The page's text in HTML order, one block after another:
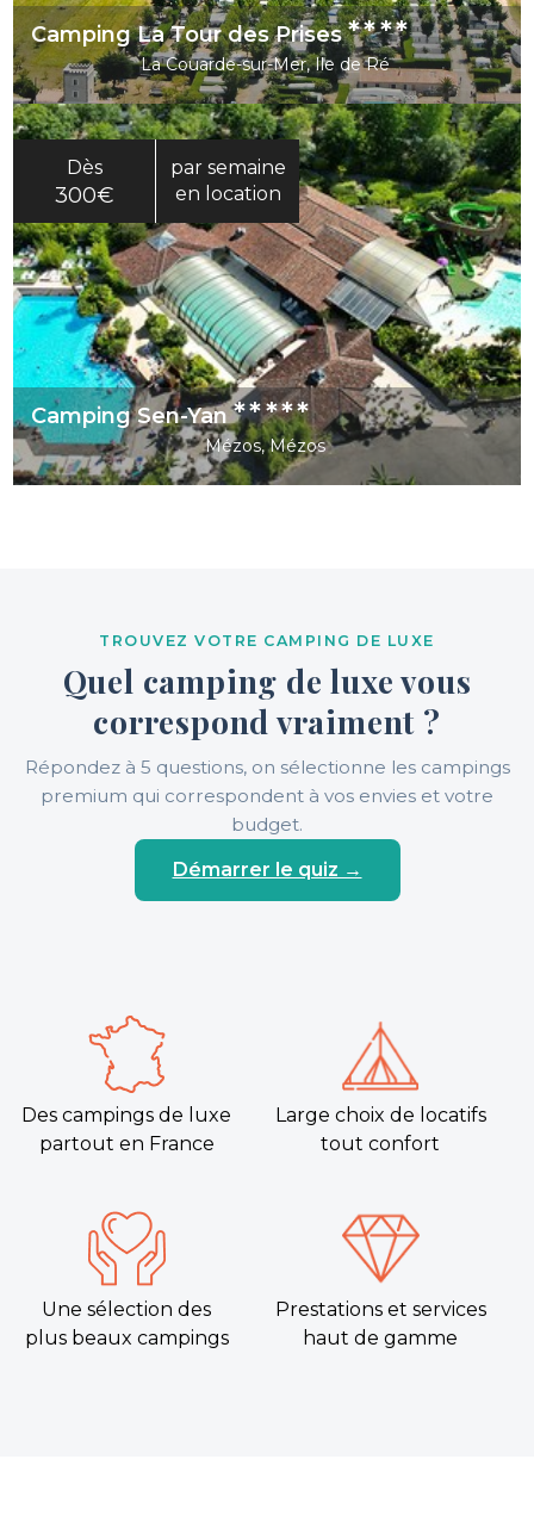
Camping La Tour des Prises****
La Couarde-sur-Mer, Ile de Ré
Dès
300€
par semaine
en location
Camping Sen-Yan*****
Mézos, Mézos
Des campings de luxe
partout en France
Large choix de locatifs
tout confort
Une sélection des
plus beaux campings
Prestations et services
haut de gamme
TROUVEZ VOTRE CAMPING DE LUXE
Quel camping de luxe vous
correspond vraiment ?
Répondez à 5 questions, on sélectionne les campings
premium qui correspondent à vos envies et votre
budget.
Démarrer le quiz →